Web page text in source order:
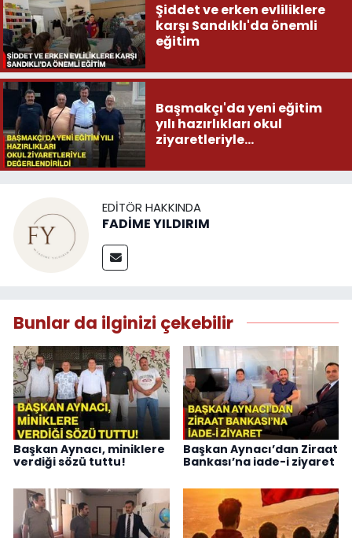
Şiddet ve erken evliliklere
karşı Sandıklı'da önemli
eğitim
Başmakçı'da yeni eğitim
yılı hazırlıkları okul
ziyaretleriyle
EDITÖR HAKKINDA
FADİME YILDIRIM
Bunlar da ilginizi çekebilir
Başkan Aynacı, miniklere
verdiği sözü tuttu!
Başkan Aynacı’dan Ziraat
Bankası’na iade-i ziyaret